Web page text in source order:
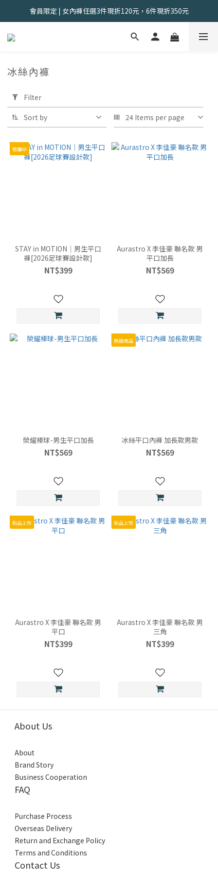
會員限定 | 女內褲任選3件現折120元，6件現折350元
會員限定 | 女內褲任選3件現折120元，6件現折350元
夏出清售完不補｜2件$618，5件$1388，8件$1888
會員限定 | 女內褲任選3件現折120元，6件現折350元
Filter
(0/20)
黑
色-
(1)
3XL
XL
冰絲內褲
Filter
Sort by 24 Items per page
預購中
STAY in MOTION｜男生平口
褲[2026足球賽設計款]
NT$399
Aurastro X 李佳豪 聯名款 男
平口加長
NT$569
榮耀棒球-男生平口加長
NT$569
熱銷商品
冰絲平口內褲 加長款男款
NT$569
新品上市
Aurastro X 李佳豪 聯名款 男
平口
NT$399
新品上市
Aurastro X 李佳豪 聯名款 男
三角
NT$399
About Us
About
Brand Story
Business Cooperation
FAQ
Purchase Process
Overseas Delivery
Return and Exchange Policy
Terms and Conditions
Contact Us